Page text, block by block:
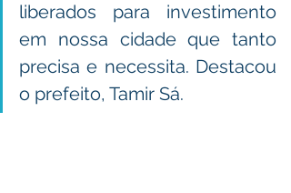
liberados para investimento
em nossa cidade que tanto
precisa e necessita. Destacou
o prefeito, Tamir Sá.